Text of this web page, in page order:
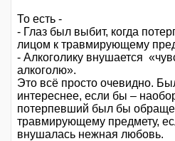
То есть -
- Глаз был выбит, когда
лицом к травмирующему
- Алкоголику внушается
алкоголю».
Это всё просто очевидно.
интереснее, если бы –
потерпевший был бы
травмирующему предмету,
внушалась нежная любовь.